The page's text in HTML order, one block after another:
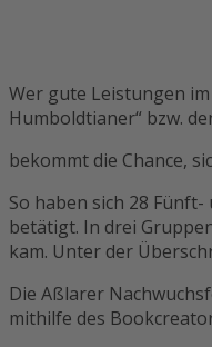
Wer gute Leistungen
Humboldtianer“ bzw.
bekommt die Chance,
So haben sich 28
betätigt. In drei
kam. Unter der
Die Aßlarer
mithilfe des